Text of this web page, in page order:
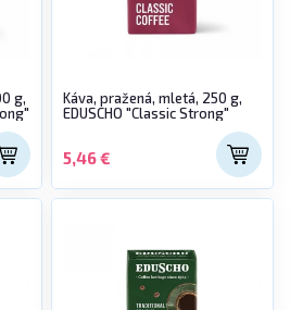
g,
Káva, pražená, mletá, 250 g,
EDUSCHO "Classic Strong"
5,46 €